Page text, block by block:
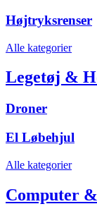
Højtryksrenser
Alle kategorier
Legetøj &
Droner
El Løbehjul
Alle kategorier
Computer